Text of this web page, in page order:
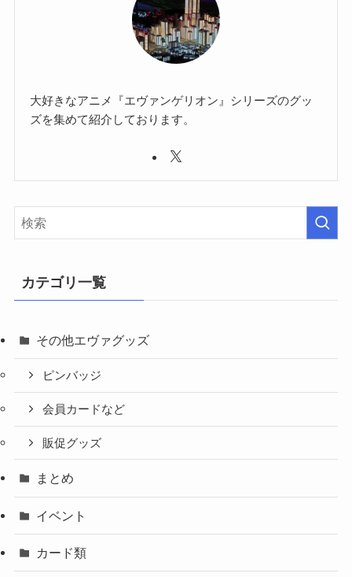
大好きなアニメ『エヴァンゲリオン』シリーズのグッ
ズを集めて紹介しております。
カテゴリ一覧
その他エヴァグッズ
ピンバッジ
会員カードなど
販促グッズ
まとめ
イベント
カード類